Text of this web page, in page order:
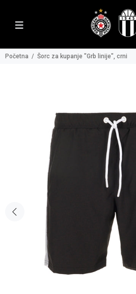
Početna Šorc za kupanje "Grb linije", crni